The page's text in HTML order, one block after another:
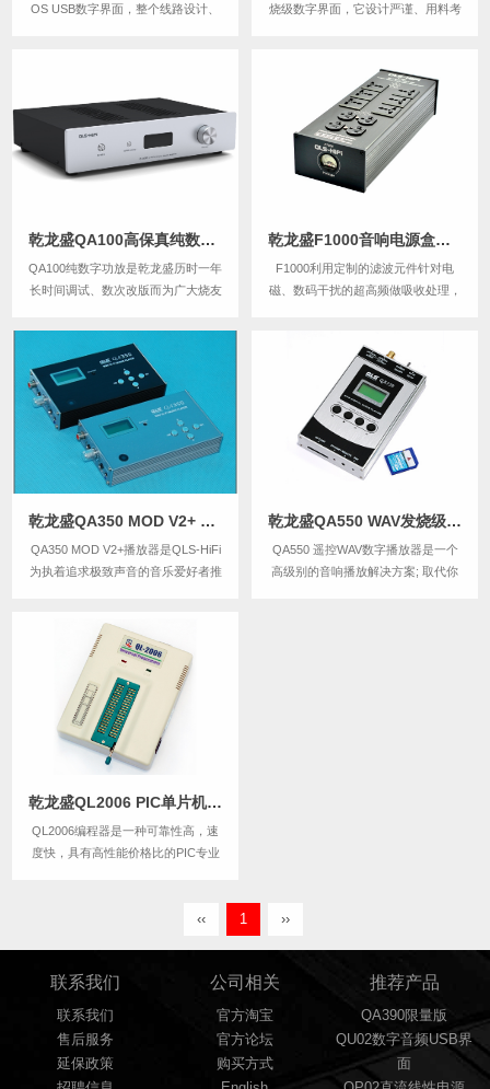
OS USB数字界面，整个线路设计、
质量，注重每一个设计环节，调音精
选每一个器件，并在生产环节重视...
烧级数字界面，它设计严谨、用料考
乾龙盛QA100高保真纯数字HIFI功放
QA100纯数字功放是乾龙盛历时一年
长时间调试、数次改版而为广大烧友
的数字输入接口，全数字传输及处
理，保证还原录音本身的素质。输出
功率大、动态足，可推好大部分4欧-
8欧的书架或落地音箱.
乾龙盛F1000音响电源盒（净化器/滤波器）排插座板
F1000利用定制的滤波元件针对电
磁、数码干扰的超高频做吸收处理，
态、层次、音场、细节、速度、清晰
度方面都有明显提升。
乾龙盛QA350 MOD V2+ WAV发烧级HiFi播放器
QA350 MOD V2+播放器是QLS-HiFi
为执着追求极致声音的音乐爱好者推
乾龙盛QA550 WAV发烧级数字播放器
QA550 遥控WAV数字播放器是一个
高级别的音响播放解决方案; 取代你
乾龙盛QL2006 PIC单片机高性能专用编程器 + ICSP在线烧写器
QL2006编程器是一种可靠性高，速
度快，具有高性能价格比的PIC专业
同时能第一时间支持PIC最新推出的
‹‹ 1 ››
联系我们
联系我们
售后服务
延保政策
公司相关
官方淘宝
官方论坛
购买方式
推荐产品
QA390限量版
QU02数字音频USB界
面